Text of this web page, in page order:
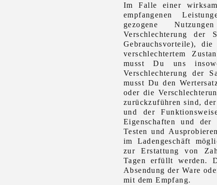
Im Falle einer
empfangenen
gezogene
Verschlechterung
Gebrauchsvorteile),
verschlechtertem
musst Du uns
Verschlechterung der
musst Du den
oder die
zurückzuführen sind,
und der
Eigenschaften und der
Testen und
im Ladengeschäft
zur Erstattung von
Tagen erfüllt werden.
Absendung der Ware
mit dem Empfang.